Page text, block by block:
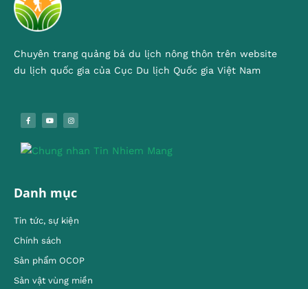
Chuyên trang quảng bá du lịch nông thôn trên website
du lịch quốc gia của Cục Du lịch Quốc gia Việt Nam
Danh mục
Tin tức, sự kiện
Chính sách
Sản phẩm OCOP
Sản vật vùng miền